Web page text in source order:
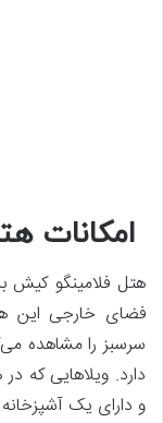
امکانات
هتل فلامینگو کیش
فضای خارجی این
سرسبز را مشاهده
دارد. ویلاهایی که
و دارای یک